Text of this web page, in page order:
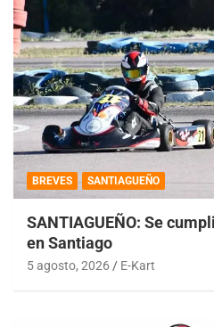
BREVES SANTIAGUEÑO
SANTIAGUEÑO: Se
en Santiago
5 agosto, 2026 E-Kart